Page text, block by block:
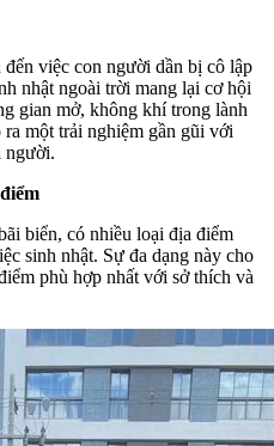
việc con người dần bị cô lập
nhật ngoài trời mang lại cơ hội
gian mở, không khí trong lành
một trải nghiệm gần gũi với
người.
biển, có nhiều loại địa điểm
sinh nhật. Sự đa dạng này cho
phù hợp nhất với sở thích và